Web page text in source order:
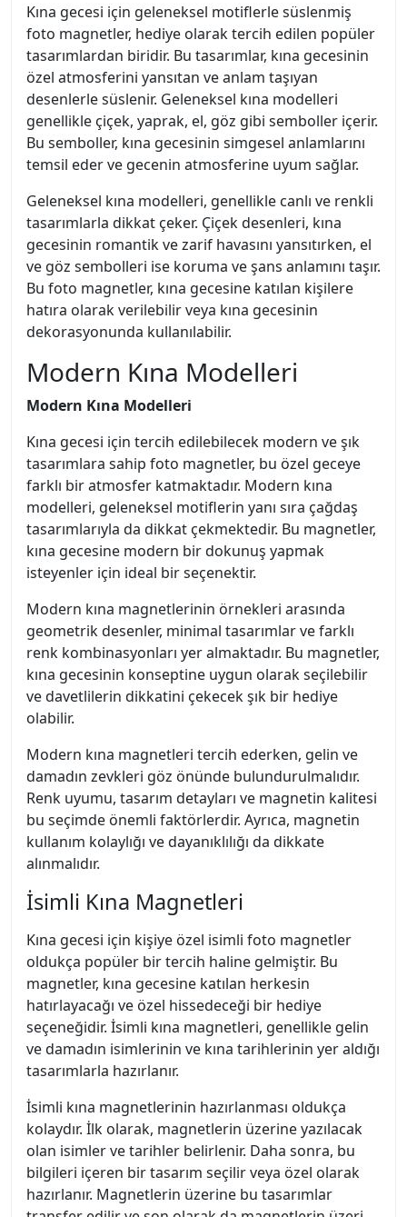
Kına gecesi için geleneksel motiflerle süslenmiş
foto magnetler, hediye olarak tercih edilen popüler
tasarımlardan biridir. Bu tasarımlar, kına gecesinin
özel atmosferini yansıtan ve anlam taşıyan
desenlerle süslenir. Geleneksel kına modelleri
genellikle çiçek, yaprak, el, göz gibi semboller içerir.
Bu semboller, kına gecesinin simgesel anlamlarını
temsil eder ve gecenin atmosferine uyum sağlar.
Geleneksel kına modelleri, genellikle canlı ve renkli
tasarımlarla dikkat çeker. Çiçek desenleri, kına
gecesinin romantik ve zarif havasını yansıtırken, el
ve göz sembolleri ise koruma ve şans anlamını taşır.
Bu foto magnetler, kına gecesine katılan kişilere
hatıra olarak verilebilir veya kına gecesinin
dekorasyonunda kullanılabilir.
Modern Kına Modelleri
Modern Kına Modelleri
Kına gecesi için tercih edilebilecek modern ve şık
tasarımlara sahip foto magnetler, bu özel geceye
farklı bir atmosfer katmaktadır. Modern kına
modelleri, geleneksel motiflerin yanı sıra çağdaş
tasarımlarıyla da dikkat çekmektedir. Bu magnetler,
kına gecesine modern bir dokunuş yapmak
isteyenler için ideal bir seçenektir.
Modern kına magnetlerinin örnekleri arasında
geometrik desenler, minimal tasarımlar ve farklı
renk kombinasyonları yer almaktadır. Bu magnetler,
kına gecesinin konseptine uygun olarak seçilebilir
ve davetlilerin dikkatini çekecek şık bir hediye
olabilir.
Modern kına magnetleri tercih ederken, gelin ve
damadın zevkleri göz önünde bulundurulmalıdır.
Renk uyumu, tasarım detayları ve magnetin kalitesi
bu seçimde önemli faktörlerdir. Ayrıca, magnetin
kullanım kolaylığı ve dayanıklılığı da dikkate
alınmalıdır.
İsimli Kına Magnetleri
Kına gecesi için kişiye özel isimli foto magnetler
oldukça popüler bir tercih haline gelmiştir. Bu
magnetler, kına gecesine katılan herkesin
hatırlayacağı ve özel hissedeceği bir hediye
seçeneğidir. İsimli kına magnetleri, genellikle gelin
ve damadın isimlerinin ve kına tarihlerinin yer aldığı
tasarımlarla hazırlanır.
İsimli kına magnetlerinin hazırlanması oldukça
kolaydır. İlk olarak, magnetlerin üzerine yazılacak
olan isimler ve tarihler belirlenir. Daha sonra, bu
bilgileri içeren bir tasarım seçilir veya özel olarak
hazırlanır. Magnetlerin üzerine bu tasarımlar